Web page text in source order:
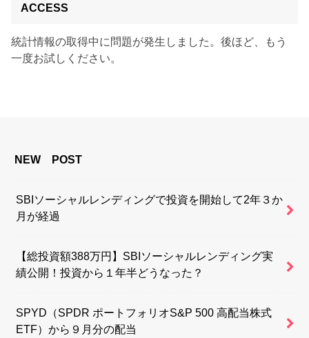
ACCESS
統計情報の取得中に問題が発生しました。後ほど、もう
一度お試しください。
NEW POST
SBIソーシャルレンディングで投資を開始して2年３か
月が経過
【総投資額388万円】SBIソーシャルレンディング実
績公開！投資から１年半どうなった？
SPYD（SPDR ポートフォリオS&P 500 高配当株式
ETF）から９月分の配当